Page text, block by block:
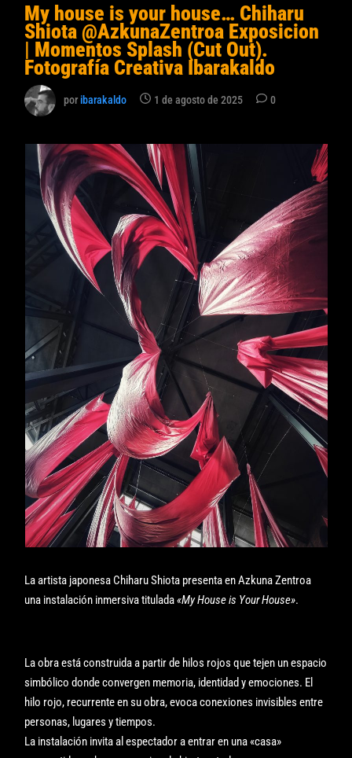
My house is your house… Chiharu
Shiota @AzkunaZentroa Exposicion
| Momentos Splash (Cut Out).
Fotografía Creativa Ibarakaldo
poribarakaldo 1 de agosto de 2025 0
La artista japonesa Chiharu Shiota presenta en Azkuna Zentroa
una instalación inmersiva titulada«My House is Your House».
La obra está construida a partir de hilos rojos que tejen un espacio
simbólico donde convergen memoria, identidad y emociones. El
hilo rojo, recurrente en su obra, evoca conexiones invisibles entre
personas, lugares y tiempos.
La instalación invita al espectador a entrar en una «casa»